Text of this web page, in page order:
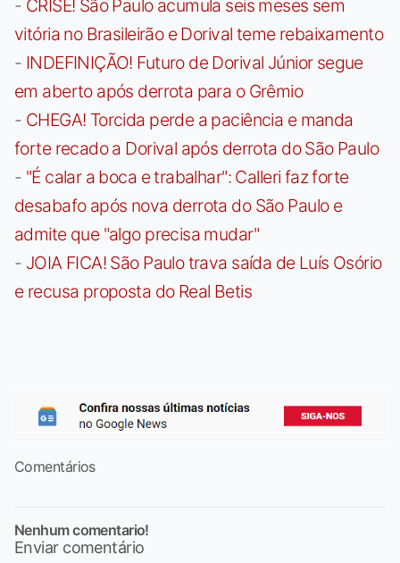
- CRISE! São Paulo acumula seis meses sem
vitória no Brasileirão e Dorival teme rebaixamento
- INDEFINIÇÃO! Futuro de Dorival Júnior segue
em aberto após derrota para o Grêmio
- CHEGA! Torcida perde a paciência e manda
forte recado a Dorival após derrota do São Paulo
- "É calar a boca e trabalhar": Calleri faz forte
desabafo após nova derrota do São Paulo e
admite que "algo precisa mudar"
- JOIA FICA! São Paulo trava saída de Luís Osório
e recusa proposta do Real Betis
Comentários
Nenhum comentario!
Enviar comentário